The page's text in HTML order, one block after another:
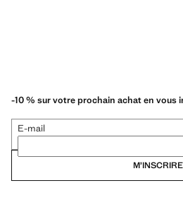
-10 % sur votre prochain achat en vous
E-mail
M’INSCRIRE